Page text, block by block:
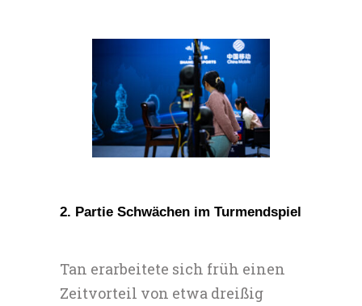
2. Partie Schwächen im Turmendspiel
Tan erarbeitete sich früh einen
Zeitvorteil von etwa dreißig